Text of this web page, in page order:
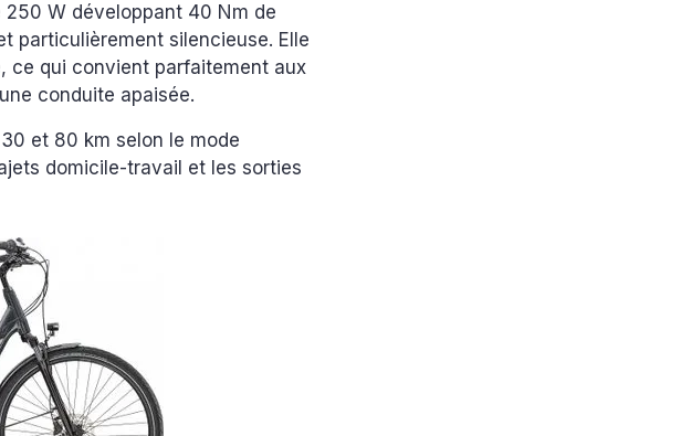
250 W développant 40 Nm de
particulièrement silencieuse. Elle
ce qui convient parfaitement aux
conduite apaisée.
et 80 km selon le mode
domicile-travail et les sorties